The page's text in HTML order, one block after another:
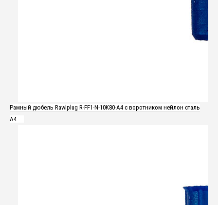
Рамный дюбель Rawlplug R-FF1-N-10K80-A4 с воротником нейлон сталь
A4